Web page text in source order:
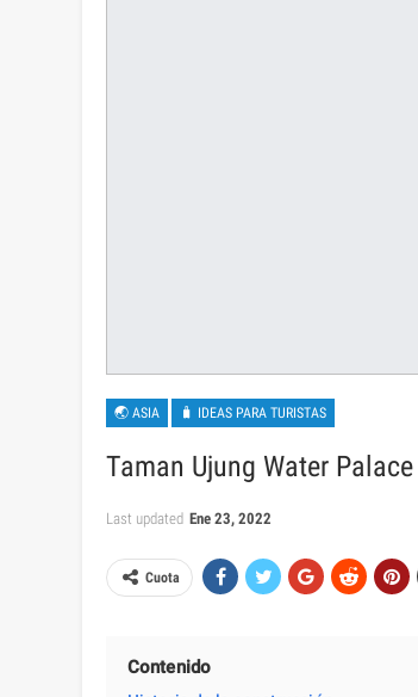
🌏 ASIA 🧳 IDEAS PARA TURISTAS
Taman Ujung Water
Last updated Ene 23, 2022
Cuota
Contenido